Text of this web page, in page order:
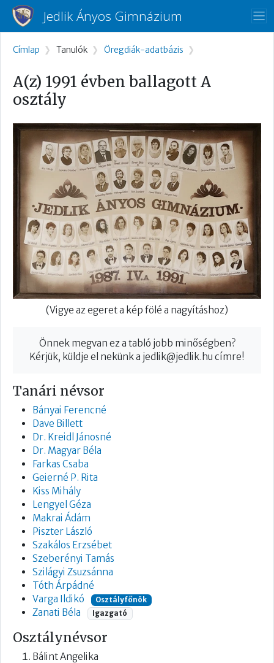
Ugrás a tartalomra
Jedlik Ányos Gimnázium
Morzsa
Címlap Tanulók Öregdiák-adatbázis
A(z) 1991 évben ballagott A
osztály
(Vigye az egeret a kép fölé a nagyításhoz)
Önnek megvan ez a tabló jobb minőségben?
Kérjük, küldje el nekünk a jedlik@jedlik.hu címre!
Tanári névsor
Bányai Ferencné
Dave Billett
Dr. Kreidl Jánosné
Dr. Magyar Béla
Farkas Csaba
Geierné P. Rita
Kiss Mihály
Lengyel Géza
Makrai Ádám
Piszter László
Szakálos Erzsébet
Szeberényi Tamás
Szilágyi Zsuzsánna
Tóth Árpádné
Varga Ildikó
Osztályfőnök
Zanati Béla Igazgató
Osztálynévsor
Bálint Angelika